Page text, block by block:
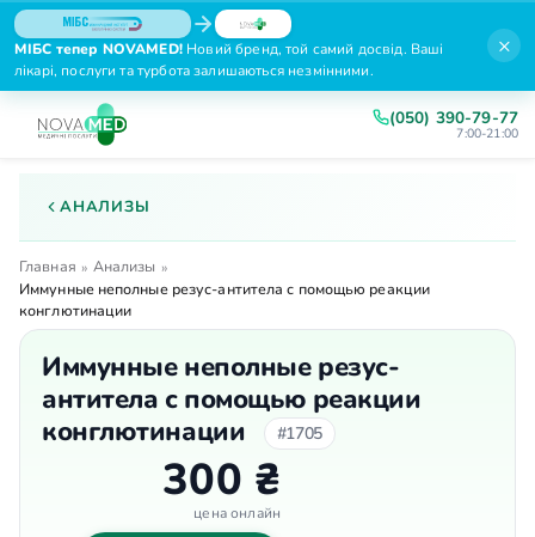
МІБС тепер NOVAMED!Новий бренд, той самий досвід. Ваші
лікарі, послуги та турбота залишаються незмінними.
×
(050) 390-79-77
7:00-21:00
АНАЛИЗЫ
Главная » Анализы »
Иммунные неполные резус-антитела с помощью реакции
конглютинации
Иммунные неполные резус-
антитела с помощью реакции
конглютинации
#1705
300 ₴
цена онлайн